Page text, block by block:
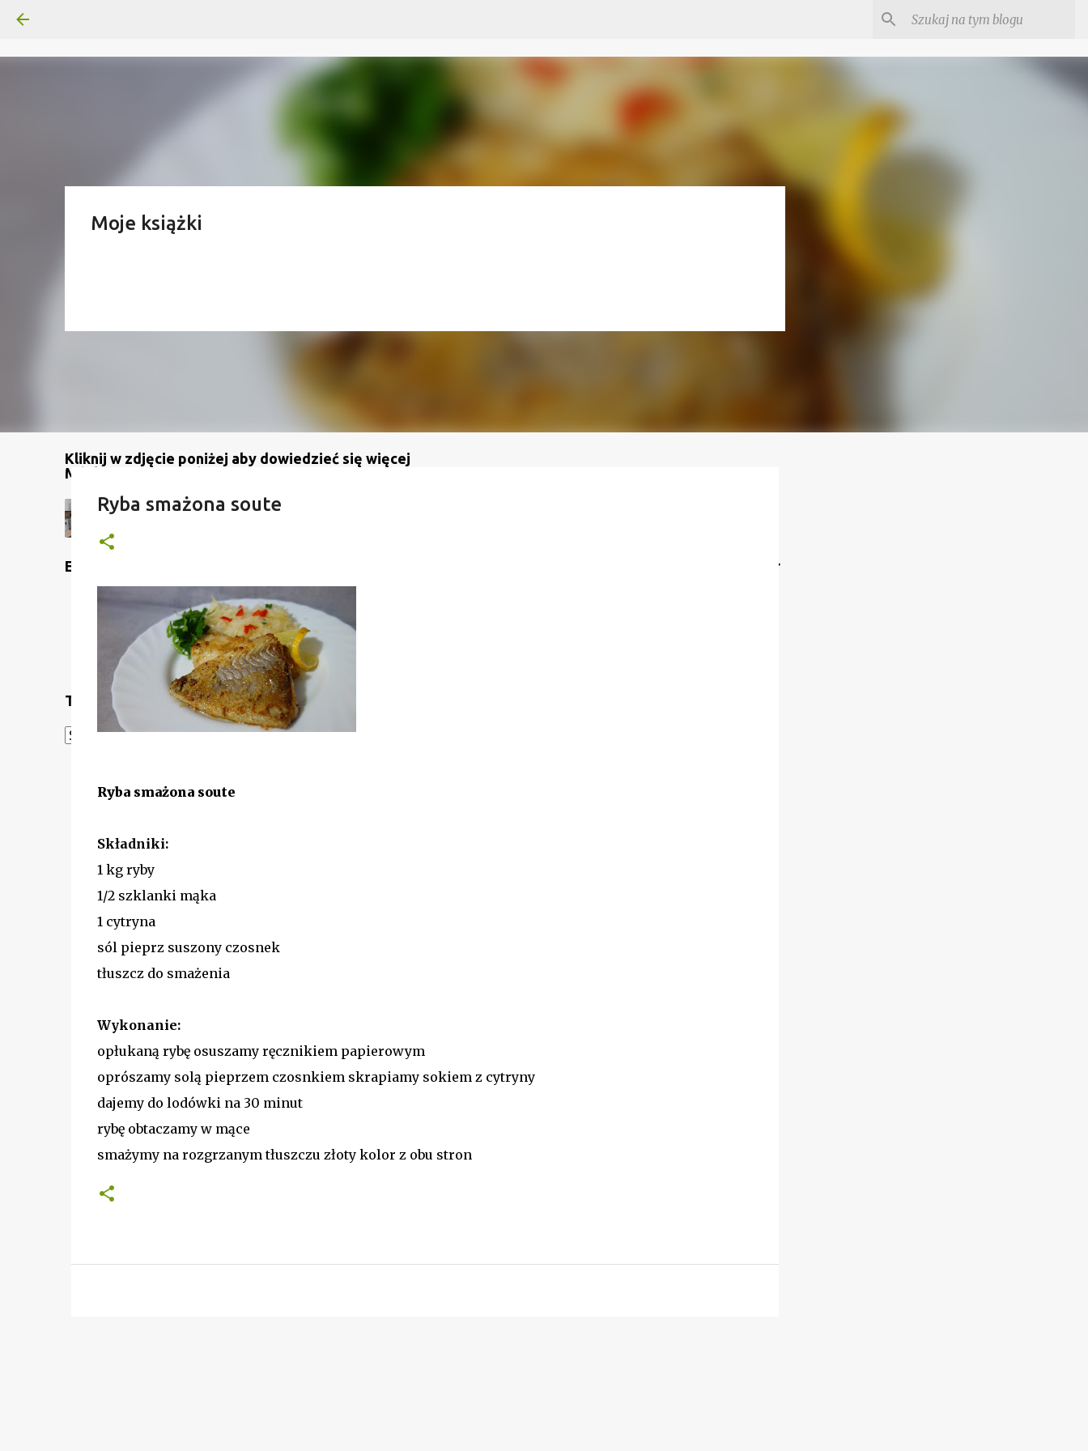
Kliknij w zdjęcie poniżej aby dowiedzieć się więcej
Moje książki
Mój kanał na YouTube
Etykiety
Translate
Ryba smażona soute
Ryba smażona soute
Składniki:
1 kg ryby
1/2 szklanki mąka
1 cytryna
sól pieprz suszony czosnek
tłuszcz do smażenia
Wykonanie:
opłukaną rybę osuszamy ręcznikiem papierowym
oprószamy solą pieprzem czosnkiem skrapiamy sokiem z cytryny
dajemy do lodówki na 30 minut
rybę obtaczamy w mące
smażymy na rozgrzanym tłuszczu złoty kolor z obu stron